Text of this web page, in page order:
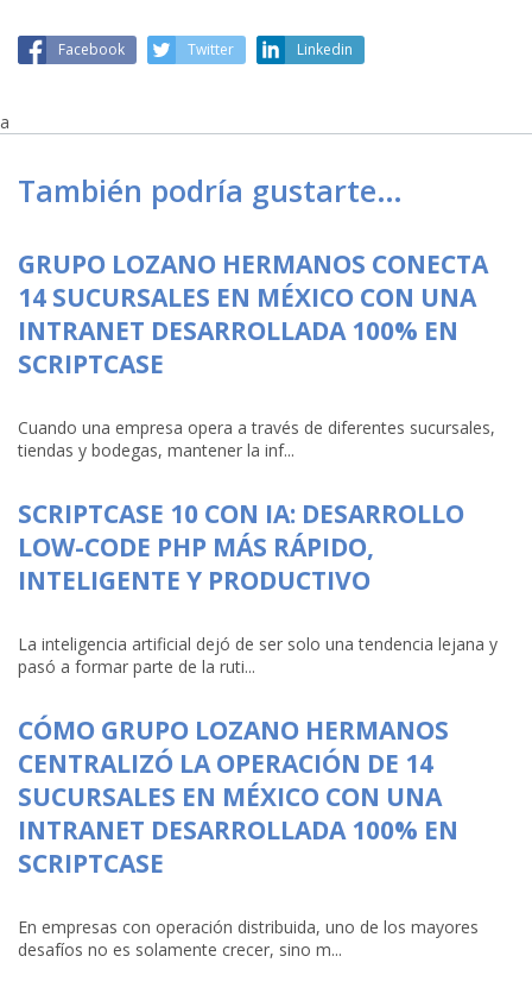
Facebook Twitter Linkedin
a
También podría gustarte…
GRUPO LOZANO HERMANOS CONECTA
14 SUCURSALES EN MÉXICO CON UNA
INTRANET DESARROLLADA 100% EN
SCRIPTCASE
Cuando una empresa opera a través de diferentes sucursales,
tiendas y bodegas, mantener la inf...
SCRIPTCASE 10 CON IA: DESARROLLO
LOW-CODE PHP MÁS RÁPIDO,
INTELIGENTE Y PRODUCTIVO
La inteligencia artificial dejó de ser solo una tendencia lejana y
pasó a formar parte de la ruti...
CÓMO GRUPO LOZANO HERMANOS
CENTRALIZÓ LA OPERACIÓN DE 14
SUCURSALES EN MÉXICO CON UNA
INTRANET DESARROLLADA 100% EN
SCRIPTCASE
En empresas con operación distribuida, uno de los mayores
desafíos no es solamente crecer, sino m...